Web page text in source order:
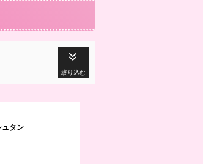
絞り込む
タン